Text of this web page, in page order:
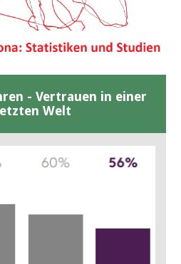
- Vertrauen in einer
Welt